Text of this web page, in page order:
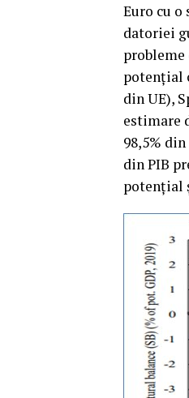
Euro cu
datoriei
potenţial
din UE),
estimare
98,5%
din PIB
potenţial